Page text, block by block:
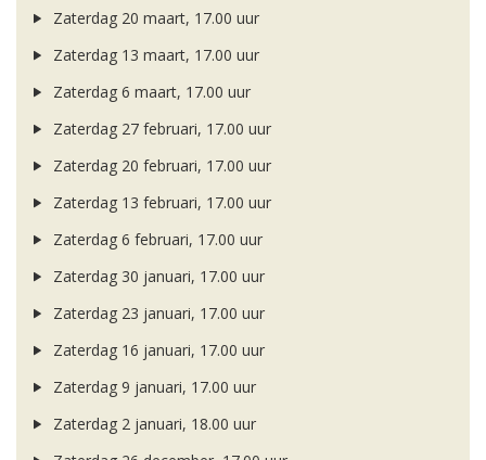
Zaterdag 20 maart, 17.00 uur
Zaterdag 13 maart, 17.00 uur
Zaterdag 6 maart, 17.00 uur
Zaterdag 27 februari, 17.00 uur
Zaterdag 20 februari, 17.00 uur
Zaterdag 13 februari, 17.00 uur
Zaterdag 6 februari, 17.00 uur
Zaterdag 30 januari, 17.00 uur
Zaterdag 23 januari, 17.00 uur
Zaterdag 16 januari, 17.00 uur
Zaterdag 9 januari, 17.00 uur
Zaterdag 2 januari, 18.00 uur